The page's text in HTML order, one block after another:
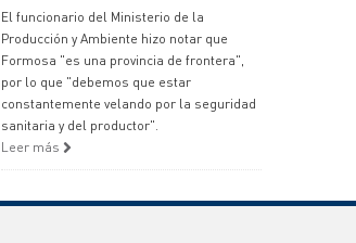
El funcionario del Ministerio de la
Producción y Ambiente hizo notar que
Formosa "es una provincia de frontera",
por lo que "debemos que estar
constantemente velando por la seguridad
sanitaria y del productor".
Leer más